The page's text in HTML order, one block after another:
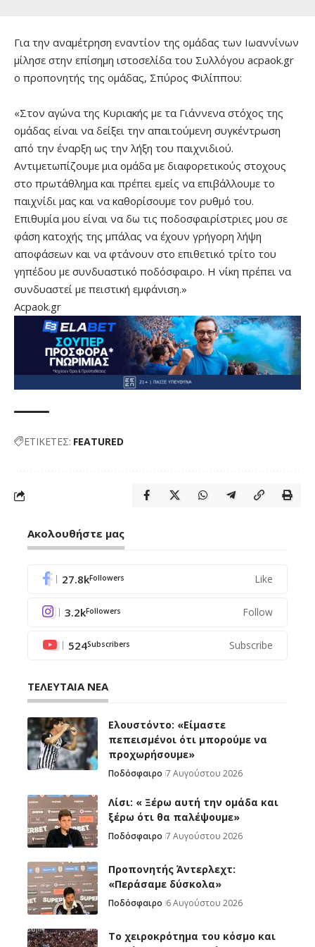
Για την αναμέτρηση εναντίον της ομάδας των Ιωαννίνων
μίλησε στην επίσημη ιστοσελίδα του Συλλόγου acpaok.gr
ο προπονητής της ομάδας, Σπύρος Φιλίππου:
«Στον αγώνα της Κυριακής με τα Γιάννενα στόχος της
ομάδας είναι να δείξει την απαιτούμενη συγκέντρωση
από την έναρξη ως την λήξη του παιχνιδιού.
Αντιμετωπίζουμε μια ομάδα με διαφορετικούς στοχους
στο πρωτάθλημα και πρέπει εμείς να επιβάλλουμε το
παιχνίδι μας και να καθορίσουμε τον ρυθμό του.
Επιθυμία μου είναι να δω τις ποδοσφαιρίστριες μου σε
φάση κατοχής της μπάλας να έχουν γρήγορη λήψη
αποφάσεων και να φτάνουν στο επιθετικό τρίτο του
γηπέδου με συνδυαστικό ποδόσφαιρο. Η νίκη πρέπει να
συνδυαστεί με πειστική εμφάνιση.»
Acpaok.gr
ΕΤΙΚΕΤΕΣ: FEATURED
Ακολουθήστε μας
27.8kFollowers Like
3.2kFollowers Follow
524Subscribers Subscribe
ΤΕΛΕΥΤΑΙΑ ΝΕΑ
Ελουστόντο: «Είμαστε
πεπεισμένοι ότι μπορούμε να
προχωρήσουμε»
Ποδόσφαιρο 7 Αυγούστου 2026
Λίσι: « Ξέρω αυτή την ομάδα και
ξέρω ότι θα παλέψουμε»
Ποδόσφαιρο 7 Αυγούστου 2026
Προπονητής Άντερλεχτ:
«Περάσαμε δύσκολα»
Ποδόσφαιρο 6 Αυγούστου 2026
Το χειροκρότημα του κόσμο και